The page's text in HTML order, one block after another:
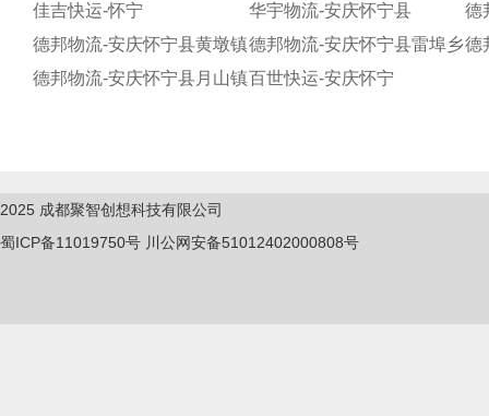
佳吉快运-怀宁
华宇物流-安庆怀宁县
德
德邦物流-安庆怀宁县黄墩镇德邦物流-安庆怀宁县雷埠乡德
德邦物流-安庆怀宁县月山镇百世快运-安庆怀宁
2025 成都聚智创想科技有限公司
蜀ICP备11019750号 川公网安备51012402000808号